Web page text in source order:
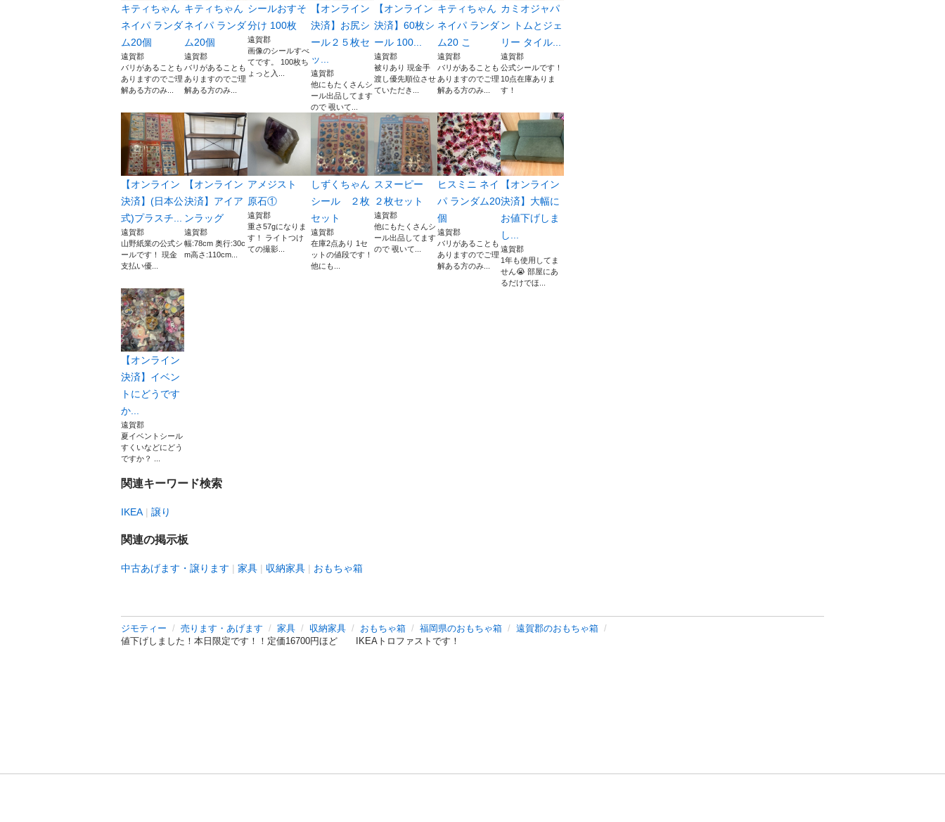
キティちゃん
ネイパ ランダ
ム20個
遠賀郡
バリがあることも
ありますのでご理
解ある方のみ...
キティちゃん
ネイパ ランダ
ム20個
遠賀郡
バリがあることも
ありますのでご理
解ある方のみ...
シールおすそ
分け 100枚
遠賀郡
画像のシールすべ
てです。 100枚ち
ょっと入...
【オンライン
決済】お尻シ
ール２５枚セ
ッ...
遠賀郡
他にもたくさんシ
ール出品してます
ので 覗いて...
【オンライン
決済】60枚シ
ール 100...
遠賀郡
被りあり 現金手
渡し優先順位させ
ていただき...
キティちゃん
ネイパ ランダ
ム20 こ
遠賀郡
バリがあることも
ありますのでご理
解ある方のみ...
カミオジャパ
ン トムとジェ
リー タイル...
遠賀郡
公式シールです！
10点在庫ありま
す！
【オンライン
決済】(日本公
式)プラスチ...
遠賀郡
山野紙業の公式シ
ールです！ 現金
支払い優...
【オンライン
決済】アイア
ンラッグ
遠賀郡
幅:78cm 奥行:30c
m高さ:110cm...
アメジスト
原石①
遠賀郡
重さ57gになりま
す！ ライトつけ
ての撮影...
しずくちゃん
シール ２枚
セット
遠賀郡
在庫2点あり 1セ
ットの値段です！
他にも...
スヌーピー
２枚セット
遠賀郡
他にもたくさんシ
ール出品してます
ので 覗いて...
ヒスミニ ネイ
パ ランダム20
個
遠賀郡
バリがあることも
ありますのでご理
解ある方のみ...
【オンライン
決済】大幅に
お値下げしま
し...
遠賀郡
1年も使用してま
せん😭 部屋にあ
るだけでほ...
【オンライン
決済】イベン
トにどうです
か...
遠賀郡
夏イベントシール
すくいなどにどう
ですか？ ...
関連キーワード検索
IKEA 譲り
関連の掲示板
中古あげます・譲ります 家具 収納家具 おもちゃ箱
ジモティー 売ります・あげます 家具 収納家具 おもちゃ箱 福岡県のおもちゃ箱
遠賀郡のおもちゃ箱
値下げしました！本日限定です！！定価16700円ほど IKEAトロファストです！